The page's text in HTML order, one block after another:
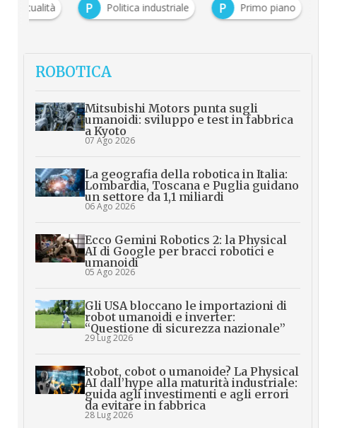
Attualità P Politica industriale P Primo piano
ROBOTICA
Mitsubishi Motors punta sugli
umanoidi: sviluppo e test in fabbrica
a Kyoto
07 Ago 2026
La geografia della robotica in Italia:
Lombardia, Toscana e Puglia guidano
un settore da 1,1 miliardi
06 Ago 2026
Ecco Gemini Robotics 2: la Physical
AI di Google per bracci robotici e
umanoidi
05 Ago 2026
Gli USA bloccano le importazioni di
robot umanoidi e inverter:
“Questione di sicurezza nazionale”
29 Lug 2026
Robot, cobot o umanoide? La Physical
AI dall’hype alla maturità industriale:
guida agli investimenti e agli errori
da evitare in fabbrica
28 Lug 2026